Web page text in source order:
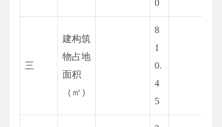
0
三
建构筑
物占地
面积
（㎡）
8
1
0.
4
5